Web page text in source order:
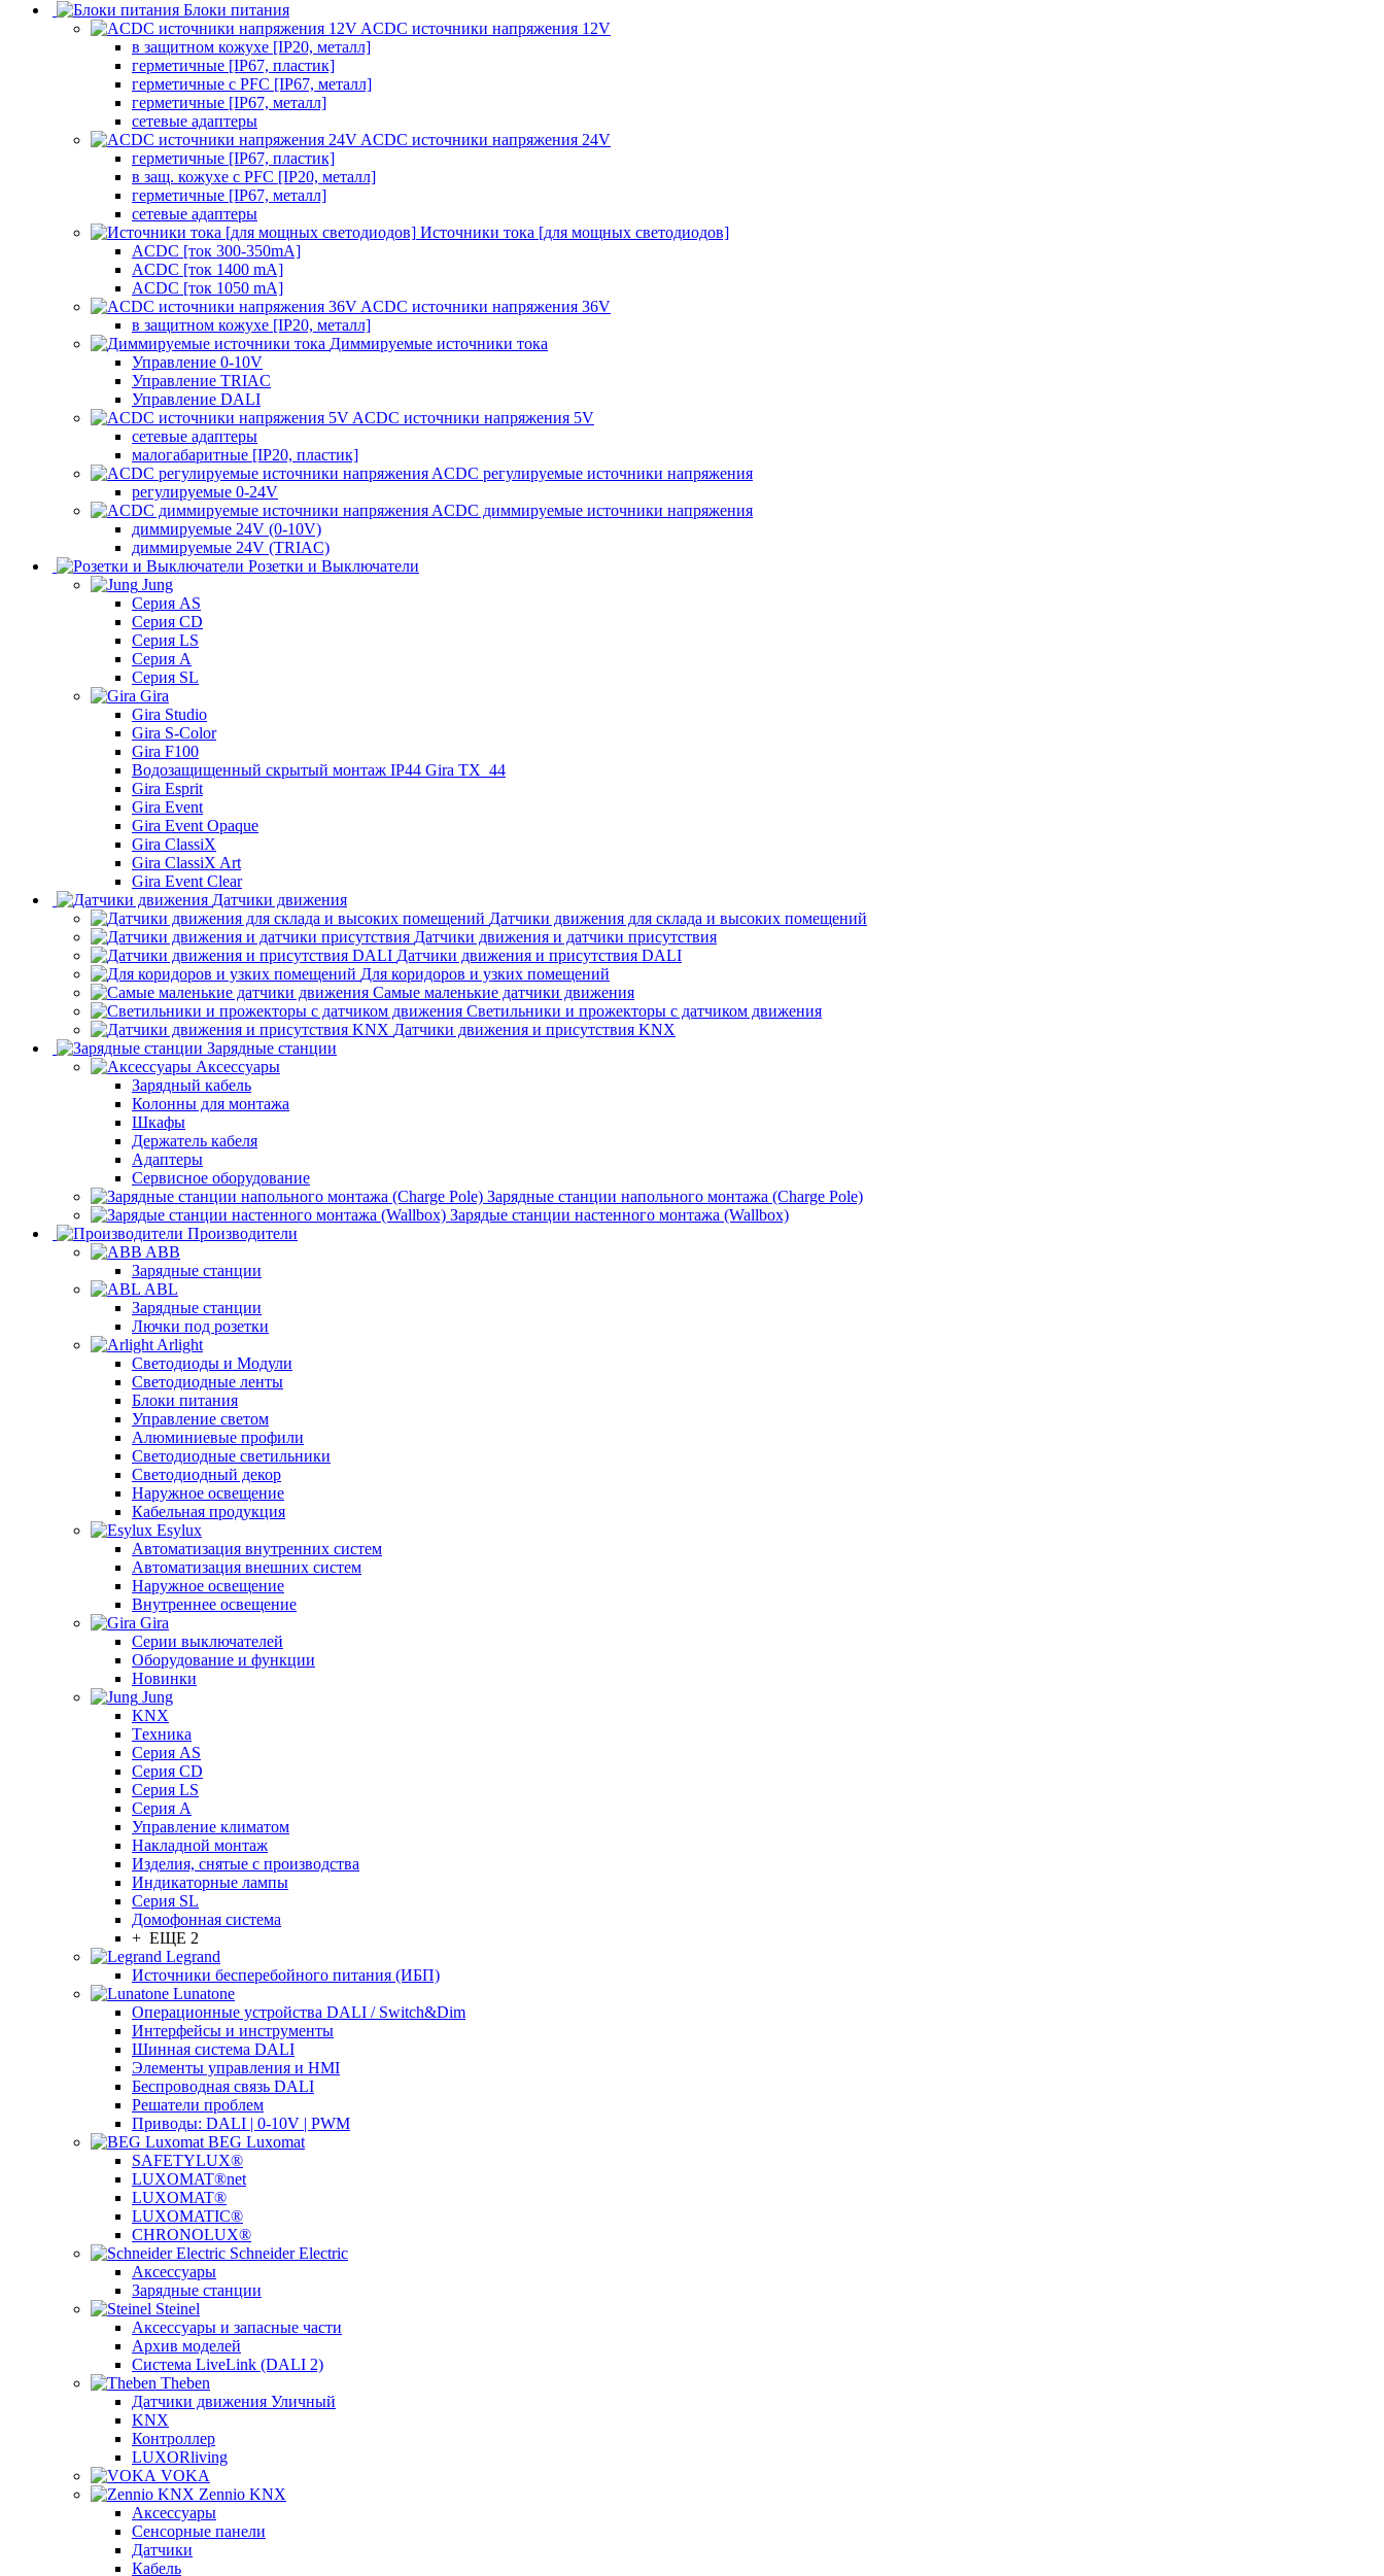
Блоки питания
ACDC источники напряжения 12V
в защитном кожухе [IP20, металл]
герметичные [IP67, пластик]
герметичные с PFC [IP67, металл]
герметичные [IP67, металл]
сетевые адаптеры
ACDC источники напряжения 24V
герметичные [IP67, пластик]
в защ. кожухе с PFC [IP20, металл]
герметичные [IP67, металл]
сетевые адаптеры
Источники тока [для мощных светодиодов]
ACDC [ток 300-350mA]
ACDC [ток 1400 mA]
ACDC [ток 1050 mA]
ACDC источники напряжения 36V
в защитном кожухе [IP20, металл]
Диммируемые источники тока
Управление 0-10V
Управление TRIAC
Управление DALI
ACDC источники напряжения 5V
сетевые адаптеры
малогабаритные [IP20, пластик]
ACDC регулируемые источники напряжения
регулируемые 0-24V
ACDC диммируемые источники напряжения
диммируемые 24V (0-10V)
диммируемые 24V (TRIAC)
Розетки и Выключатели
Jung
Серия AS
Серия CD
Серия LS
Серия A
Серия SL
Gira
Gira Studio
Gira S-Color
Gira F100
Водозащищенный скрытый монтаж IP44 Gira TX_44
Gira Esprit
Gira Event
Gira Event Opaque
Gira ClassiX
Gira ClassiX Art
Gira Event Clear
Датчики движения
Датчики движения для склада и высоких помещений
Датчики движения и датчики присутствия
Датчики движения и присутствия DALI
Для коридоров и узких помещений
Самые маленькие датчики движения
Светильники и прожекторы с датчиком движения
Датчики движения и присутствия KNX
Зарядные станции
Аксессуары
Зарядный кабель
Колонны для монтажа
Шкафы
Держатель кабеля
Адаптеры
Сервисное оборудование
Зарядные станции напольного монтажа (Charge Pole)
Зарядые станции настенного монтажа (Wallbox)
Производители
ABB
Зарядные станции
ABL
Зарядные станции
Лючки под розетки
Arlight
Светодиоды и Модули
Светодиодные ленты
Блоки питания
Управление светом
Алюминиевые профили
Светодиодные светильники
Светодиодный декор
Наружное освещение
Кабельная продукция
Esylux
Автоматизация внутренних систем
Автоматизация внешних систем
Наружное освещение
Внутреннее освещение
Gira
Серии выключателей
Оборудование и функции
Новинки
Jung
KNX
Tехника
Серия AS
Серия CD
Серия LS
Серия A
Управление климатом
Накладной монтаж
Изделия, снятые с производства
Индикаторные лампы
Серия SL
Домофонная система
+ ЕЩЕ 2
Legrand
Источники бесперебойного питания (ИБП)
Lunatone
Операционные устройства DALI / Switch&Dim
Интерфейсы и инструменты
Шинная система DALI
Элементы управления и HMI
Беспроводная связь DALI
Решатели проблем
Приводы: DALI | 0-10V | PWM
BEG Luxomat
SAFETYLUX®
LUXOMAT®net
LUXOMAT®
LUXOMATIC®
CHRONOLUX®
Schneider Electric
Аксессуары
Зарядные станции
Steinel
Аксессуары и запасные части
Архив моделей
Система LiveLink (DALI 2)
Theben
Датчики движения Уличный
KNX
Контроллер
LUXORliving
VOKA
Zennio KNX
Аксессуары
Сенсорные панели
Датчики
Кабель